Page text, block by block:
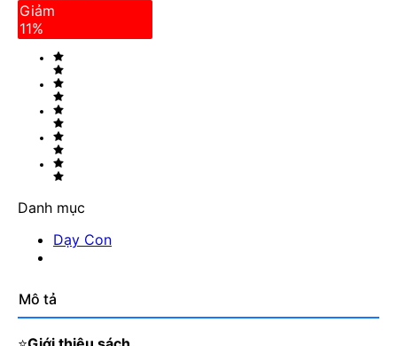
Giảm
11%
Danh mục
Dạy Con
Mô tả